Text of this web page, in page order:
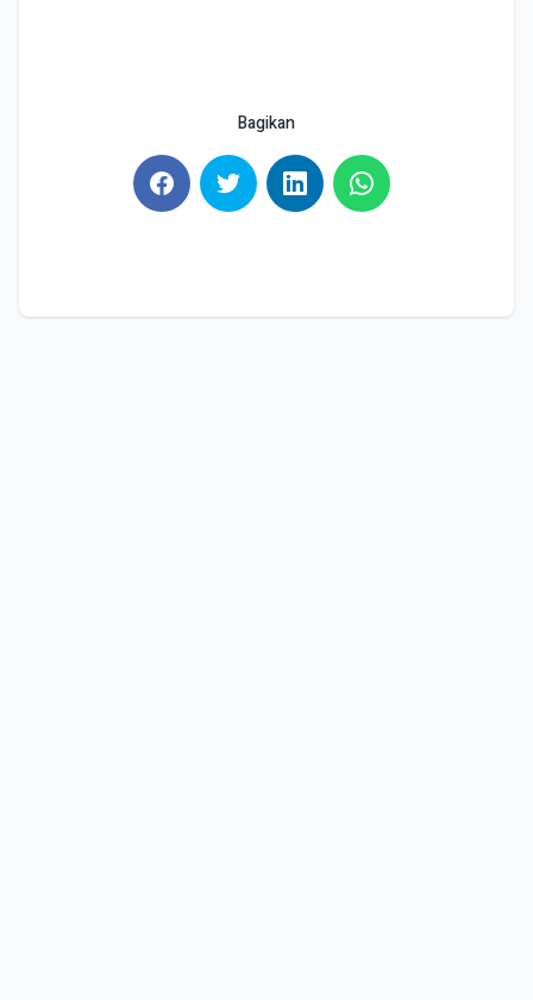
Bagikan